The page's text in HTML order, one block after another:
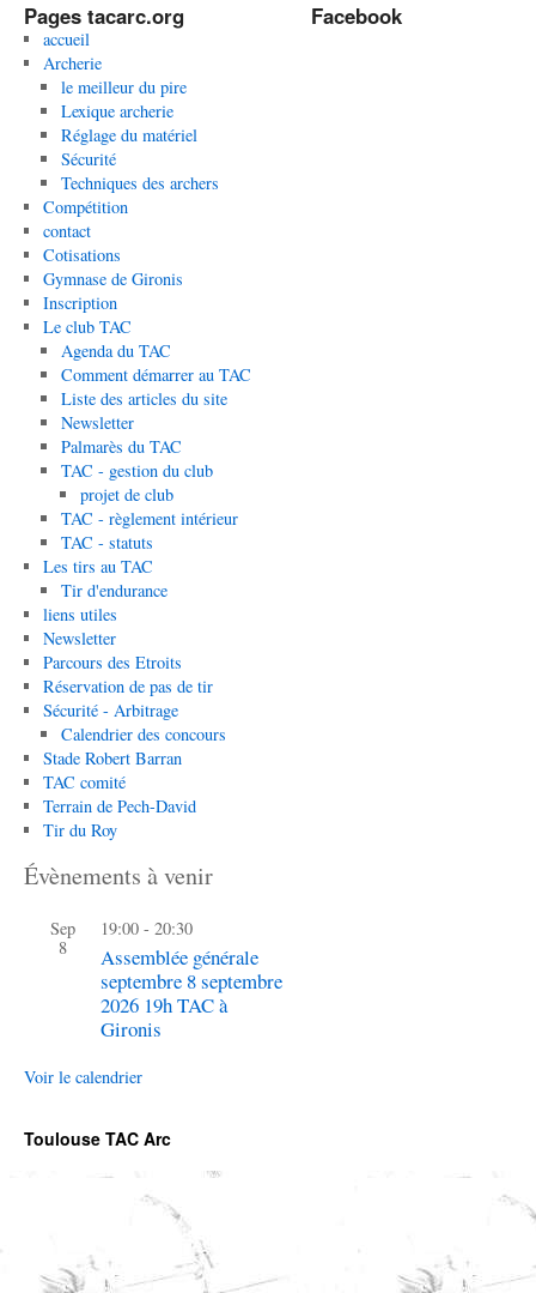
Pages tacarc.org
accueil
Archerie
le meilleur du pire
Lexique archerie
Réglage du matériel
Sécurité
Techniques des archers
Compétition
contact
Cotisations
Gymnase de Gironis
Inscription
Le club TAC
Agenda du TAC
Comment démarrer au TAC
Liste des articles du site
Newsletter
Palmarès du TAC
TAC - gestion du club
projet de club
TAC - règlement intérieur
TAC - statuts
Les tirs au TAC
Tir d'endurance
liens utiles
Newsletter
Parcours des Etroits
Réservation de pas de tir
Sécurité - Arbitrage
Calendrier des concours
Stade Robert Barran
TAC comité
Terrain de Pech-David
Tir du Roy
Évènements à venir
Sep
8
19:00 - 20:30
Assemblée générale
septembre 8 septembre
2026 19h TAC à
Gironis
Voir le calendrier
Facebook
Toulouse TAC Arc